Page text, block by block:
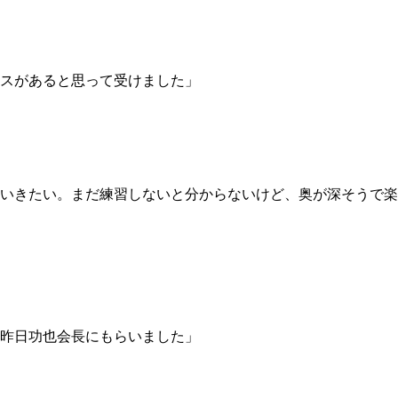
があると思って受けました」
きたい。まだ練習しないと分からないけど、奥が深そうで
日功也会長にもらいました」